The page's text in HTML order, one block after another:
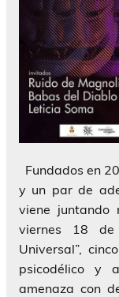
Fundados en
y un par de
viene juntando
viernes 18 de
Universal”,
psicodélico y
amenaza con